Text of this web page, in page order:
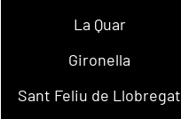
La Quar
Gironella
Sant Feliu de Llobregat